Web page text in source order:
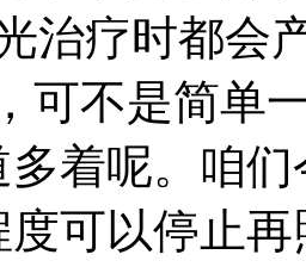
治疗时都会
可不是简单
着呢。咱
度可以停止